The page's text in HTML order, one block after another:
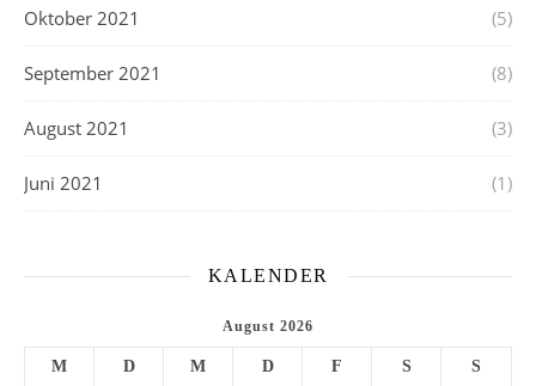
Oktober 2021 (5)
September 2021 (8)
August 2021 (3)
Juni 2021 (1)
KALENDER
August 2026
M D M D F S S